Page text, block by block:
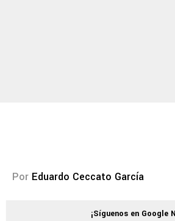
Por Eduardo Ceccato García
¡Síguenos en Google